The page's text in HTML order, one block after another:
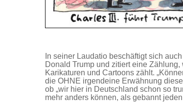
In seiner Laudatio beschäftigt sich auch
Donald Trump und zitiert eine
Karikaturen und Cartoons zählt.
die OHNE irgendeine Erwähnung
ob „wir hier in Deutschland schon so
mehr anders können, als gebannt